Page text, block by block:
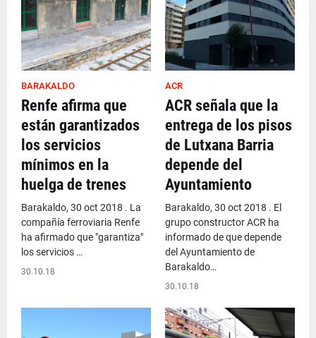
BARAKALDO
Renfe afirma que
están garantizados
los servicios
mínimos en la
huelga de trenes
Barakaldo, 30 oct 2018 . La
compañía ferroviaria Renfe
ha afirmado que "garantiza"
los servicios …
30.10.18
ACR
ACR señala que la
entrega de los pisos
de Lutxana Barria
depende del
Ayuntamiento
Barakaldo, 30 oct 2018 . El
grupo constructor ACR ha
informado de que depende
del Ayuntamiento de
Barakaldo…
30.10.18